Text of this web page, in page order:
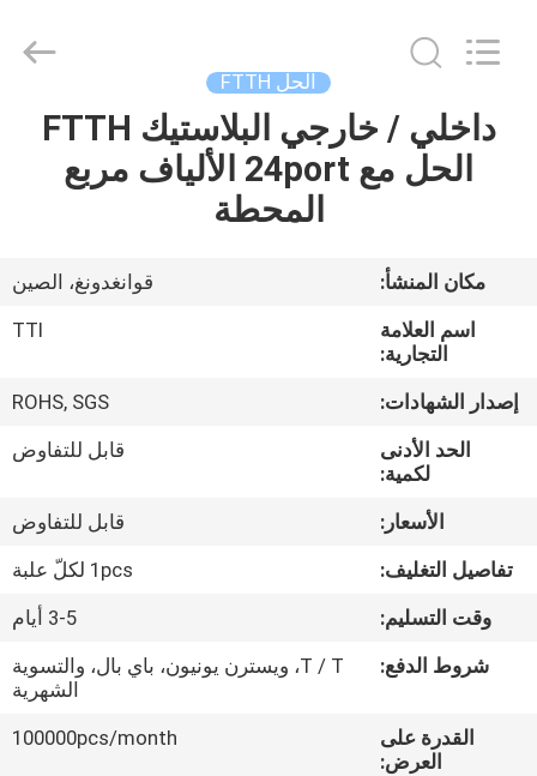
الصفحة
الرئيسية
معلومات
جولة
المعمل
مراقبة
الجودة
Reserved.
الحل FTTH
داخلي / خارجي البلاستيك FTTH
الحل مع 24port الألياف مربع
المحطة
مكان المنشأ:
قوانغدونغ، الصين
اسم العلامة
التجارية:
TTI
إصدار الشهادات:
ROHS, SGS
الحد الأدنى
لكمية:
قابل للتفاوض
الأسعار:
قابل للتفاوض
تفاصيل التغليف:
1pcs لكلّ علبة
وقت التسليم:
3-5 أيام
شروط الدفع:
T / T، ويسترن يونيون، باي بال، والتسوية
الشهرية
القدرة على
العرض:
100000pcs/month